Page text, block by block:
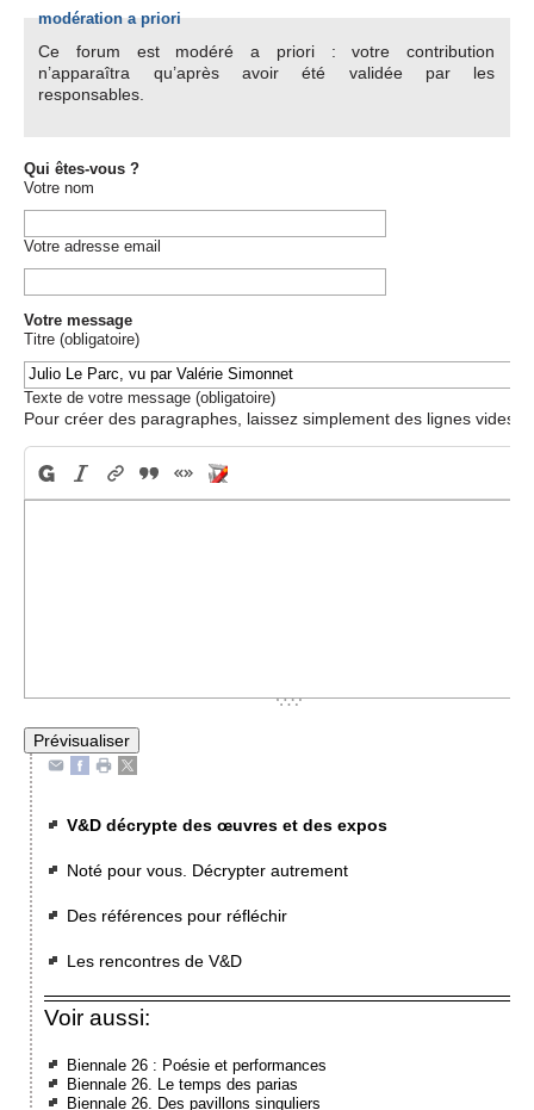
modération a priori
Ce forum est modéré a priori : votre contribution
n’apparaîtra qu’après avoir été validée par les
responsables.
Qui êtes-vous ?
Votre nom
Votre adresse email
Votre message
Titre (obligatoire)
Texte de votre message (obligatoire)
Pour créer des paragraphes, laissez simplement des lignes vides.
V&D décrypte des œuvres et des expos
Noté pour vous. Décrypter autrement
Des références pour réfléchir
Les rencontres de V&D
Voir aussi:
Biennale 26 : Poésie et performances
Biennale 26. Le temps des parias
Biennale 26. Des pavillons singuliers